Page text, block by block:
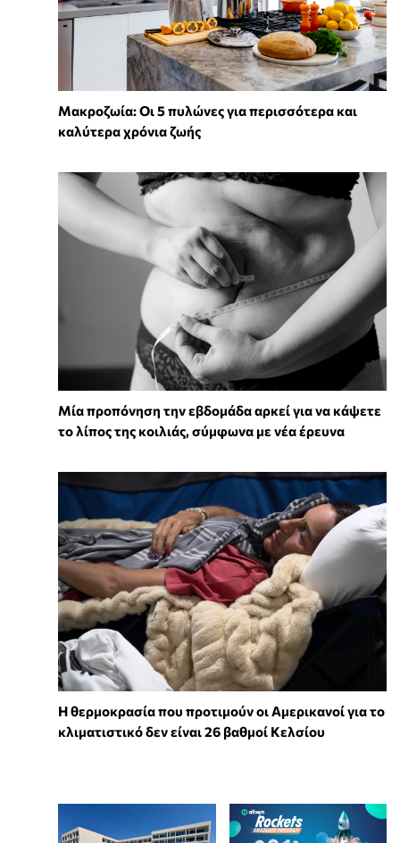
Mακροζωία: Οι 5 πυλώνες για περισσότερα και
καλύτερα χρόνια ζωής
Μία προπόνηση την εβδομάδα αρκεί για να κάψετε
το λίπος της κοιλιάς, σύμφωνα με νέα έρευνα
Η θερμοκρασία που προτιμούν οι Αμερικανοί για το
κλιματιστικό δεν είναι 26 βαθμοί Κελσίου